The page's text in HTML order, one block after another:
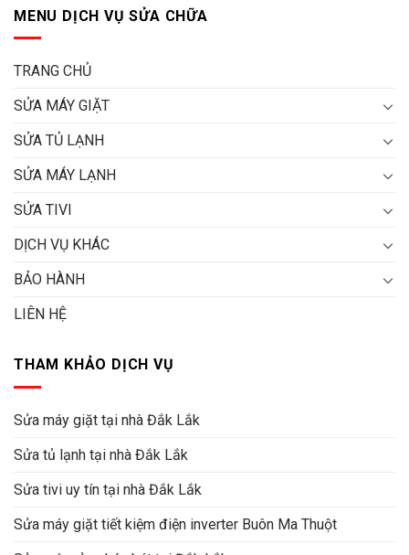
MENU DỊCH VỤ SỬA CHỮA
TRANG CHỦ
SỬA MÁY GIẶT
SỬA TỦ LẠNH
SỬA MÁY LẠNH
SỬA TIVI
DỊCH VỤ KHÁC
BẢO HÀNH
LIÊN HỆ
THAM KHẢO DỊCH VỤ
Sửa máy giặt tại nhà Đắk Lắk
Sửa tủ lạnh tại nhà Đắk Lắk
Sửa tivi uy tín tại nhà Đắk Lắk
Sửa máy giặt tiết kiệm điện inverter Buôn Ma Thuột